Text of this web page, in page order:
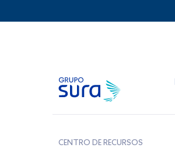
CENTRO DE RECURSOS